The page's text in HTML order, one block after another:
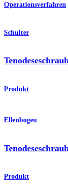
Operationsverfahren
Schulter
Produkt
Ellenbogen
Produkt